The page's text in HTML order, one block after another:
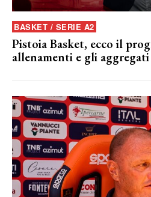
BASKET / SERIE A2
Pistoia Basket, ecco il
allenamenti e gli aggregati